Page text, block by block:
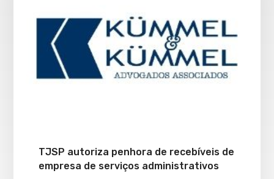
TJSP autoriza penhora de recebíveis de
empresa de serviços administrativos